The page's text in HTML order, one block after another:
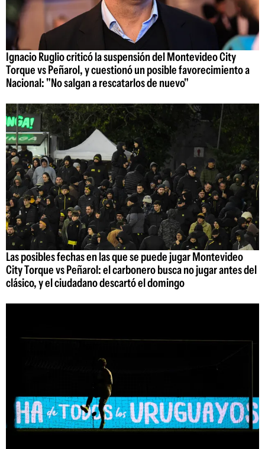
Ignacio Ruglio criticó la suspensión del Montevideo City
Torque vs Peñarol, y cuestionó un posible favorecimiento a
Nacional: "No salgan a rescatarlos de nuevo"
Las posibles fechas en las que se puede jugar Montevideo
City Torque vs Peñarol: el carbonero busca no jugar antes del
clásico, y el ciudadano descartó el domingo